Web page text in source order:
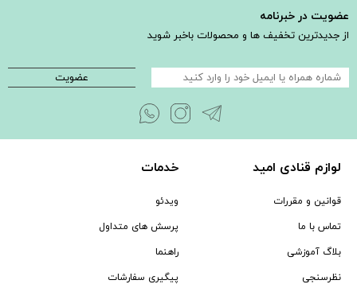
عضویت در خبرنامه
از جدیدترین تخفیف ها و محصولات باخبر شوید
عضویت
لوازم قنادی امید
قوانین و مقررات
تماس با ما
بلاگ آموزشی
نظرسنجی
خدمات
ویدئو
پرسش های متداول
راهنما
پیگیری سفارشات